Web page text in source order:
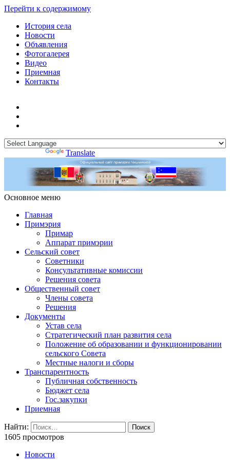
Перейти к содержимому
История села
Новости
Объявления
Фотогалерея
Видео
Приемная
Контакты
Translate
Основное меню
Примэрия Чишмикиой
Главная
Примэрия
Примар
Аппарат примэрии
Сельский совет
Советники
Консультативные комиссии
Решения совета
Общественный совет
Члены совета
Решения
Документы
Устав села
Стратегический план развития села
Положение об образовании и функционировании
сельского Совета
Местные налоги и сборы
Транспарентность
Публичная собственность
Бюджет села
Гос.закупки
Приемная
Найти:
1605 просмотров
Новости